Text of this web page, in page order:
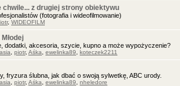
chwile... z drugiej strony obiektywu
(fotografia i wideofilmowanie)
, WIDEOFILM
dodatki, akcesoria, szycie, kupno a może wypożyczenie?
piotr, Aśka ewelinka89 koteczek2211
fryzura ślubna, jak dbać o swoją sylwetkę, ABC urody.
piotr, Aśka ewelinka89 nheledore